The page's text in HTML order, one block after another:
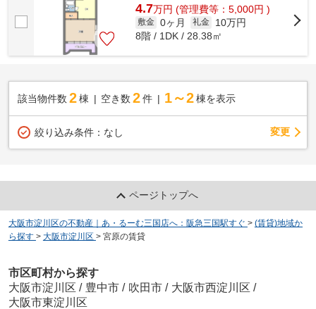
4.7万円 (管理費等：5,000円 )
敷金 0ヶ月 礼金
10万円
8階 / 1DK / 28.38㎡
該当物件数 2棟 空き数 2 件 1～2 棟を表示
絞り込み条件： なし 変更
ページトップへ
大阪市淀川区の不動産｜あ・るーむ三国店へ：阪急三国駅すぐ > (賃貸)地域か
ら探す > 大阪市淀川区 > 宮原の賃貸
市区町村から探す
大阪市淀川区 / 豊中市 / 吹田市 / 大阪市西淀川区 /
大阪市東淀川区